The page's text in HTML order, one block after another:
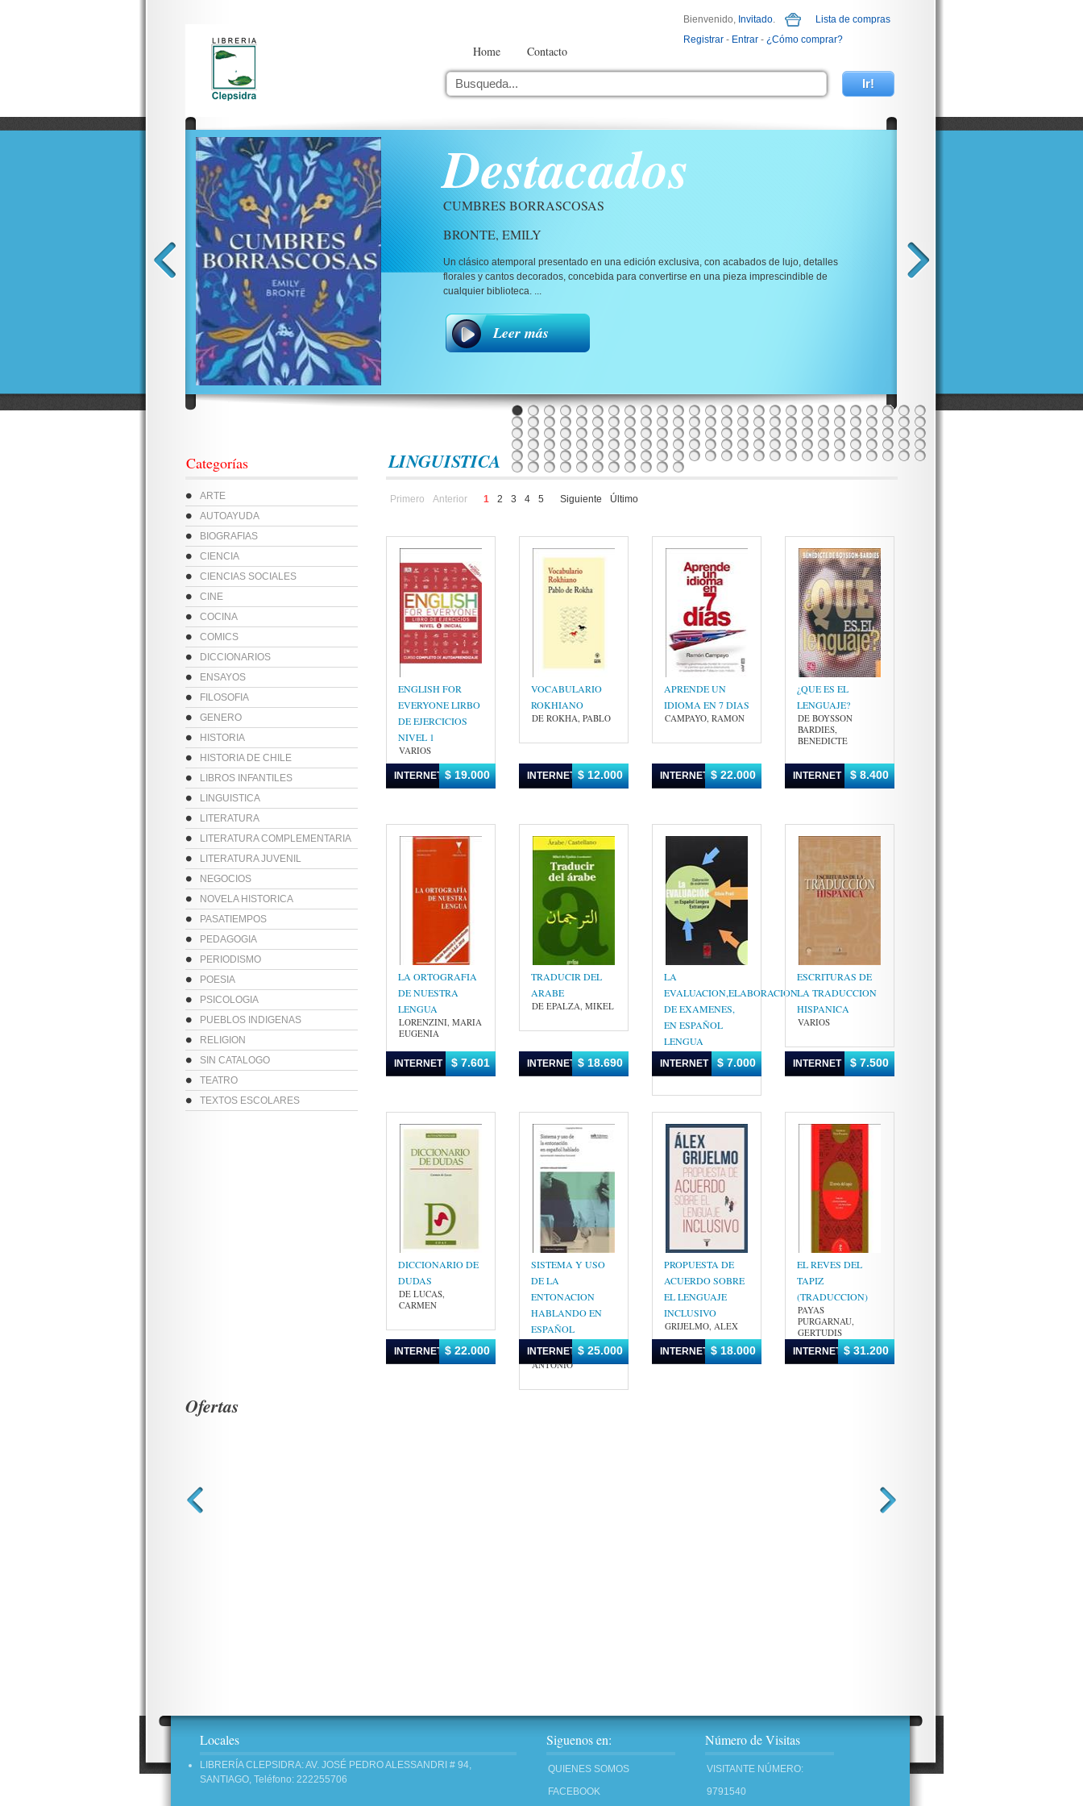
Home Contacto
Bienvenido, Invitado.
Lista de compras
Registrar - Entrar - ¿Cómo comprar?
Destacados
CUMBRES BORRASCOSAS
BRONTE, EMILY
Un clásico atemporal presentado en una edición exclusiva, con acabados de lujo, detalles
florales y cantos decorados, concebida para convertirse en una pieza imprescindible de
cualquier biblioteca. ...
Leer más
Categorías
ARTE
AUTOAYUDA
BIOGRAFIAS
CIENCIA
CIENCIAS SOCIALES
CINE
COCINA
COMICS
DICCIONARIOS
ENSAYOS
FILOSOFIA
GENERO
HISTORIA
HISTORIA DE CHILE
LIBROS INFANTILES
LINGUISTICA
LITERATURA
LITERATURA COMPLEMENTARIA
LITERATURA JUVENIL
NEGOCIOS
NOVELA HISTORICA
PASATIEMPOS
PEDAGOGIA
PERIODISMO
POESIA
PSICOLOGIA
PUEBLOS INDIGENAS
RELIGION
SIN CATALOGO
TEATRO
TEXTOS ESCOLARES
LINGUISTICA
Primero Anterior 1 2 3 4 5 Siguiente Último
ENGLISH FOR
EVERYONE LIRBO
DE EJERCICIOS
NIVEL 1
VARIOS
INTERNET $ 19.000
VOCABULARIO
ROKHIANO
DE ROKHA, PABLO
INTERNET $ 12.000
APRENDE UN
IDIOMA EN 7 DIAS
CAMPAYO, RAMON
INTERNET $ 22.000
¿QUE ES EL
LENGUAJE?
DE BOYSSON
BARDIES,
BENEDICTE
INTERNET $ 8.400
LA ORTOGRAFIA
DE NUESTRA
LENGUA
LORENZINI, MARIA
EUGENIA
INTERNET $ 7.601
TRADUCIR DEL
ARABE
DE EPALZA, MIKEL
INTERNET $ 18.690
LA
EVALUACION,ELABORACION
DE EXAMENES,
EN ESPAÑOL
LENGUA
EXTRANJERA
PRATI, SILVIA
INTERNET $ 7.000
ESCRITURAS DE
LA TRADUCCION
HISPANICA
VARIOS
INTERNET $ 7.500
DICCIONARIO DE
DUDAS
DE LUCAS,
CARMEN
INTERNET $ 22.000
SISTEMA Y USO
DE LA
ENTONACION
HABLANDO EN
ESPAÑOL
HIDALGO
NAVARRO,
ANTONIO
INTERNET $ 25.000
PROPUESTA DE
ACUERDO SOBRE
EL LENGUAJE
INCLUSIVO
GRIJELMO, ALEX
INTERNET $ 18.000
EL REVES DEL
TAPIZ
(TRADUCCION)
PAYAS
PURGARNAU,
GERTUDIS
INTERNET $ 31.200
Ofertas
Locales
LIBRERÍA CLEPSIDRA: AV. JOSÉ PEDRO ALESSANDRI # 94,
SANTIAGO, Teléfono: 222255706
Siguenos en:
QUIENES SOMOS
FACEBOOK
Número de Visitas
VISITANTE NÚMERO:
9791540